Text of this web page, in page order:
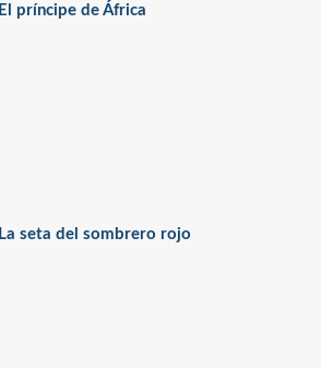
El príncipe de África
La seta del sombrero rojo